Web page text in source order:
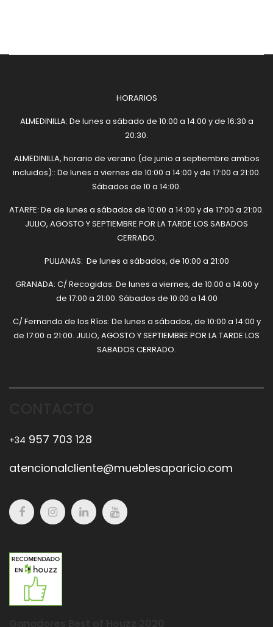
HORARIOS
ALMEDINILLA: De lunes a sábado de 10:00 a 14:00 y de 16:30 a
20:30.
ALMEDINILLA, horario de verano (de junio a septiembre ambos
incluidos):: De lunes a viernes de 10:00 a 14:00 y de 17:00 a 21:00.
Sábados de 10 a 14:00.
ATARFE: De de lunes a sábados de 10:00 a 14:00 y de 17:00 a 21:00.
JULIO, AGOSTO Y SEPTIEMBRE POR LA TARDE LOS SABADOS
CERRADO.
PULIANAS: De lunes a sábados, de 10:00 a 21:00
GRANADA: C/ Recogidas: De lunes a viernes, de 10:00 a 14:00 y
de 17:00 a 21:00. Sábados de 10:00 a 14:00
C/ Fernando de los Ríos: De lunes a sábados, de 10:00 a 14:00 y
de 17:00 a 21:00. JULIO, AGOSTO Y SEPTIEMBRE POR LA TARDE LOS
SABADOS CERRADO.
+34 957 703 128
atencionalcliente@mueblesaparicio.com